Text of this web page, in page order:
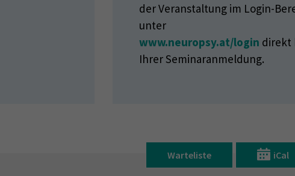
der Veranstaltung im Login-
unter
www.neuropsy.at/login direkt
Ihrer Seminaranmeldung.
Warteliste iCal